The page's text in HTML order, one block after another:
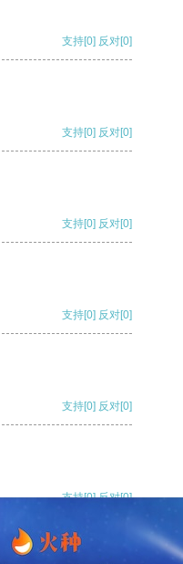
支持[0] 反对[0]
支持[0] 反对[0]
支持[0] 反对[0]
支持[0] 反对[0]
支持[0] 反对[0]
支持[0] 反对[0]